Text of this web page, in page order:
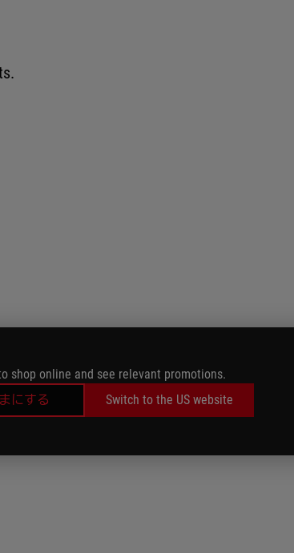
shop online and see relevant promotions.
にする
Switch to the US website